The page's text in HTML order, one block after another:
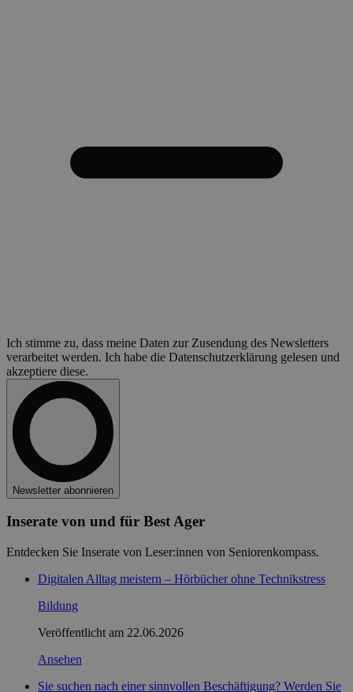
Ich stimme zu, dass meine Daten zur Zusendung des Newsletters
verarbeitet werden. Ich habe die Datenschutzerklärung gelesen und
akzeptiere diese.
Newsletter abonnieren
Inserate von und für Best Ager
Entdecken Sie Inserate von Leser:innen von Seniorenkompass.
Digitalen Alltag meistern – Hörbücher ohne Technikstress
Bildung
Veröffentlicht am 22.06.2026
Ansehen
Sie suchen nach einer sinnvollen Beschäftigung? Werden Sie